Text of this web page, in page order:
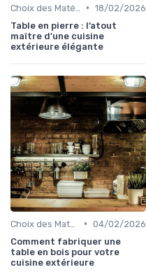
• 18/02/2026
Table en pierre : l’atout
maître d’une cuisine
extérieure élégante
• 04/02/2026
Comment fabriquer une
table en bois pour votre
cuisine extérieure